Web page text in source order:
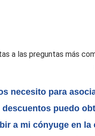
a las preguntas más
necesito para
descuentos puedo
a mi cónyuge en